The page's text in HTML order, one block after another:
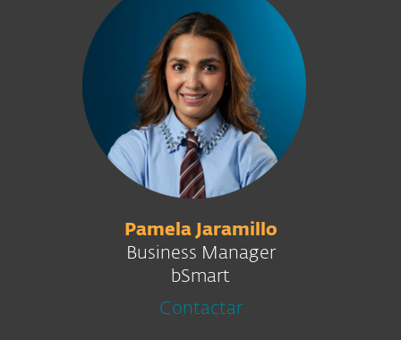
Pamela Jaramillo
Business Manager
bSmart
Contactar